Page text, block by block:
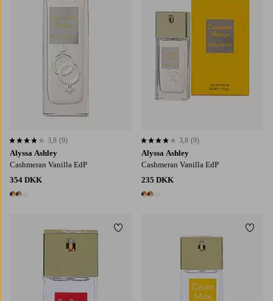
Alyssa Ashley
Cashmeran Vanilla EdP
354 DKK
3 farver
3,8 baseret på 9 bedømmelser
3,8 (9)
Alyssa Ashley
Cashmeran Vanilla EdP
235 DKK
3 farver
3,8 baseret på 9 bedømmelser
3,8 (9)
Tilføj til favoritter